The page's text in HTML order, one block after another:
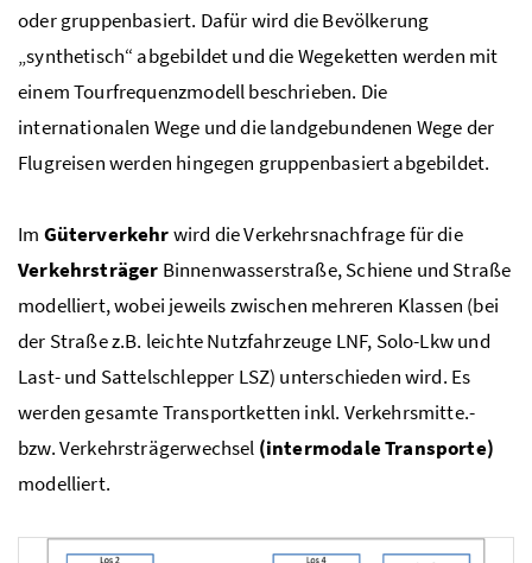
oder gruppenbasiert. Dafür wird die Bevölkerung
„synthetisch“ abgebildet und die Wegeketten werden mit
einem Tourfrequenzmodell beschrieben. Die
internationalen Wege und die landgebundenen Wege der
Flugreisen werden hingegen gruppenbasiert abgebildet.
Im Güterverkehrwird die Verkehrsnachfrage für die
Verkehrsträger Binnenwasserstraße, Schiene und Straße
modelliert, wobei jeweils zwischen mehreren Klassen (bei
der Straßez.B. leichte Nutzfahrzeuge LNF, Solo-Lkw und
Last- und Sattelschlepper LSZ) unterschieden wird. Es
werden gesamte Transportketten inkl. Verkehrsmitte.-
bzw. Verkehrsträgerwechsel (intermodale Transporte)
modelliert.